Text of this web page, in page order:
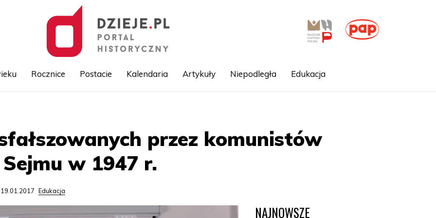
Rocznice Postacie Kalendaria Artykuły Niepodległa Edukacja
przez komunistów
w 1947 r.
19.01.2017 Edukacja
NAJNOWSZE